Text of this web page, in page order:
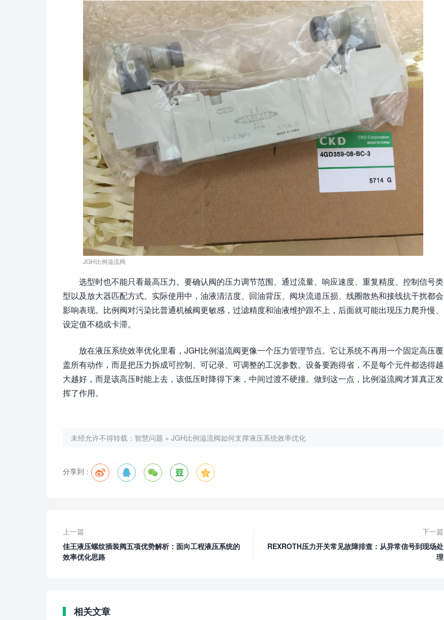
JGH比例溢流阀
选型时也不能只看最高压力。要确认阀的压力调节范围、通过流量、响应速度、重复精度、控制信号类
型以及放大器匹配方式。实际使用中，油液清洁度、回油背压、阀块流道压损、线圈散热和接线抗干扰都会
影响表现。比例阀对污染比普通机械阀更敏感，过滤精度和油液维护跟不上，后面就可能出现压力爬升慢、
设定值不稳或卡滞。
放在液压系统效率优化里看，JGH比例溢流阀更像一个压力管理节点。它让系统不再用一个固定高压覆
盖所有动作，而是把压力拆成可控制、可记录、可调整的工况参数。设备要跑得省，不是每个元件都选得越
大越好，而是该高压时能上去，该低压时降得下来，中间过渡不硬撞。做到这一点，比例溢流阀才算真正发
挥了作用。
未经允许不得转载： 智慧问题 » JGH比例溢流阀如何支撑液压系统效率优化
分享到：
上一篇
佳王液压螺纹插装阀五项优势解析：面向工程液压系统的
效率优化思路
下一篇
REXROTH压力开关常见故障排查：从异常信号到现场处
理
相关文章